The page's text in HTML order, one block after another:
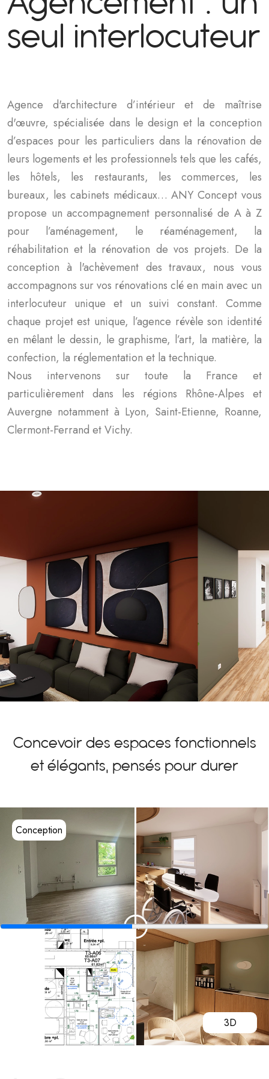
seul interlocuteur
Agence d'architecture d’intérieur et de maîtrise
d'œuvre, spécialisée dans le design et la conception
d’espaces pour les particuliers dans la rénovation de
leurs logements et les professionnels tels que les cafés,
les hôtels, les restaurants, les commerces, les
bureaux, les cabinets médicaux… ANY Concept vous
propose un accompagnement personnalisé de A à Z
pour l’aménagement, le réaménagement, la
réhabilitation et la rénovation de vos projets. De la
conception à l'achèvement des travaux, nous vous
accompagnons sur vos rénovations clé en main avec un
interlocuteur unique et un suivi constant. Comme
chaque projet est unique, l’agence révèle son identité
en mêlant le dessin, le graphisme, l’art, la matière, la
confection, la réglementation et la technique.
Nous intervenons sur toute la France et
particulièrement dans les régions Rhône-Alpes et
Auvergne notamment à Lyon, Saint-Etienne, Roanne,
Clermont-Ferrand et Vichy.
Concevoirdes espaces fonctionnels
etélégants, pensés pourdurer
Conception
3D